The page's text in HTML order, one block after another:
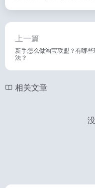
上一篇
新手怎么做淘宝联盟？有哪些
法？
相关文章